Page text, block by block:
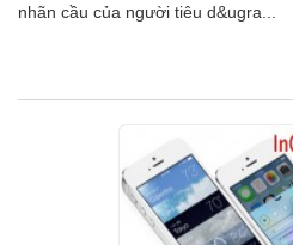
nhãn cầu của người tiêu d&ugra...